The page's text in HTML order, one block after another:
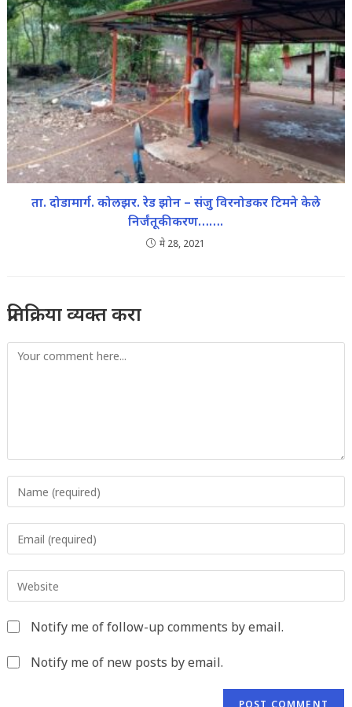
ता. दोडामार्ग. कोलझर. रेड झोन – संजु विरनोडकर टिमने केले
निर्जंतूकीकरण…….
मे 28, 2021
प्रतिक्रिया व्यक्त करा
Comment
your
username
to
comment
your
address
to
comment
your
URL
Notify me of follow-up comments by email.
Notify me of new posts by email.